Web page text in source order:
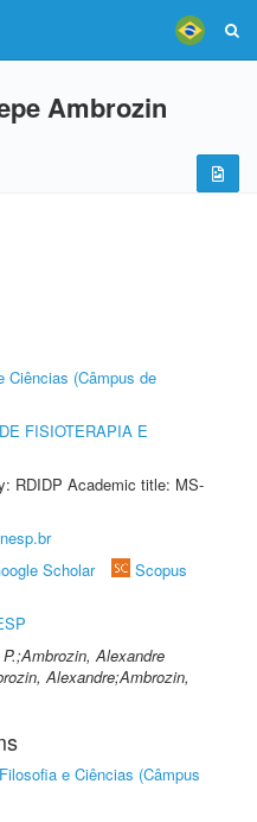
Ambrozin
Ciências (Câmpus de
FISIOTERAPIA E
RDIDP Academic title: MS-
Scholar
Scopus
Alexandre
Alexandre;Ambrozin,
e Ciências (Câmpus